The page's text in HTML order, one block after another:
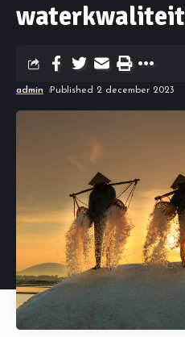
waterkwaliteit
admin Published 2 december 2023